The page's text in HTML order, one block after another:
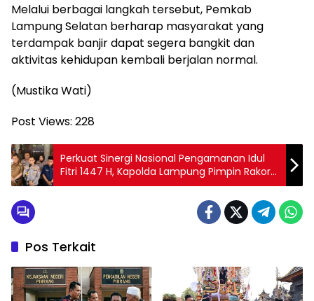
Melalui berbagai langkah tersebut, Pemkab
Lampung Selatan berharap masyarakat yang
terdampak banjir dapat segera bangkit dan
aktivitas kehidupan kembali berjalan normal.
(Mustika Wati)
Post Views: 228
Perkuat Sinergi Nasional Pengamanan Idul
Fitri 1447 H, Kapolda Lampung Pimpin Rakor
Lintas Sektoral
Pos Terkait